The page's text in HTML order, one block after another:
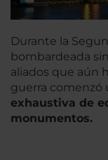
Durante la
bombardeada
aliados que aún
guerra comenzó
exhaustiva de
monumentos.